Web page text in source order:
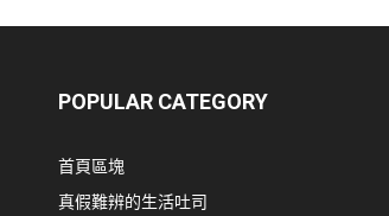
POPULAR CATEGORY
首頁區塊
真假難辨的生活吐司